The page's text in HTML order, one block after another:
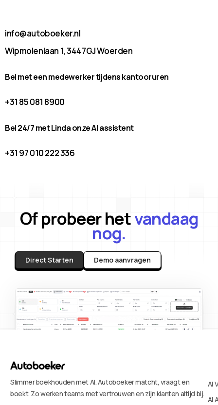
info@autoboeker.nl
Wipmolenlaan 1, 3447GJ Woerden
Bel met een medewerker tijdens kantooruren
+31 85 081 8900
Bel 24/7 met Linda onze AI assistent
+31 97 010 222 336
Of probeer hetvandaag
nog.
Direct Starten Demo aanvragen
Slimmer boekhouden met AI. Autoboeker matcht, vraagt en
boekt. Zo werken teams met vertrouwen en zijn klanten altijd bij.
AI
AI